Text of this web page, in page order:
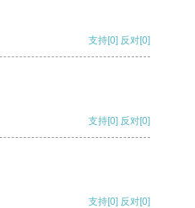
支持[0] 反对[0]
支持[0] 反对[0]
支持[0] 反对[0]